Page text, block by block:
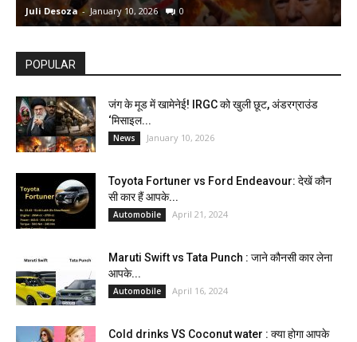
Juli Desoza - January 10, 2026 0
POPULAR
जंग के मूड में खामेनेई! IRGC को खुली छूट, अंडरग्राउंड
‘मिसाइल...
News January 10, 2026
Toyota Fortuner vs Ford Endeavour: देखें कौन
सी कार हैं आपके...
Automobile April 21, 2024
Maruti Swift vs Tata Punch : जाने कौनसी कार लेना
आपके...
Automobile April 16, 2024
Cold drinks VS Coconut water : क्या होगा आपके